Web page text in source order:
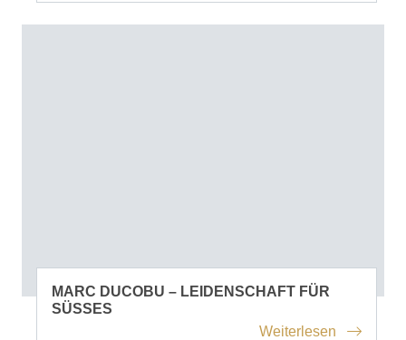
MARC DUCOBU – LEIDENSCHAFT FÜR
SÜSSES
Weiterlesen